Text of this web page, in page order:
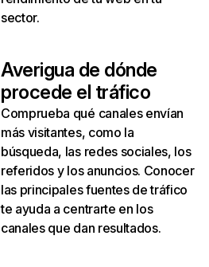
sector.
Averigua de dónde
procede el tráfico
Comprueba qué canales envían
más visitantes, como la
búsqueda, las redes sociales, los
referidos y los anuncios. Conocer
las principales fuentes de tráfico
te ayuda a centrarte en los
canales que dan resultados.